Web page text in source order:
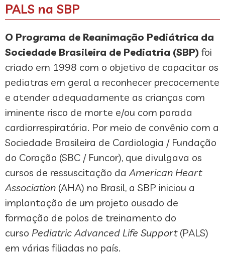
PALS na SBP
O Programa de Reanimação Pediátrica da
Sociedade Brasileira de Pediatria (SBP) foi
criado em 1998 com o objetivo de capacitar os
pediatras em geral a reconhecer precocemente
e atender adequadamente as crianças com
iminente risco de morte e/ou com parada
cardiorrespiratória. Por meio de convênio com a
Sociedade Brasileira de Cardiologia / Fundação
do Coração (SBC / Funcor), que divulgava os
cursos de ressuscitação daAmerican Heart
Association (AHA) no Brasil, a SBP iniciou a
implantação de um projeto ousado de
formação de polos de treinamento do
curso Pediatric Advanced Life Support (PALS)
em várias filiadas no país.